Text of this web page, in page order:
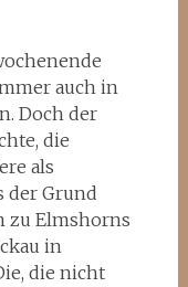
auch in
Doch der
die
als
der Grund
zu Elmshorns
in
die nicht